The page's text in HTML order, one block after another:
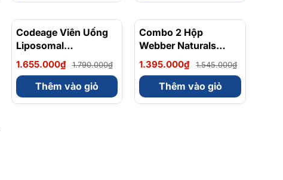
- 8%
Codeage Viên Uống
Liposomal
Magnesium Magie
Glycinate Hữu Cơ
240 Viên - Chính
Ngạch Mỹ, Xuất VAT
1.655.000₫ 1.790.000₫
Thêm vào giỏ
Combo 2 Hộp
Webber Naturals
Omega 3 900mg
EPA/DHA Và
Magnesium
Bisglycinate 200mg
1.395.000₫ 1.545.000₫
Thêm vào giỏ